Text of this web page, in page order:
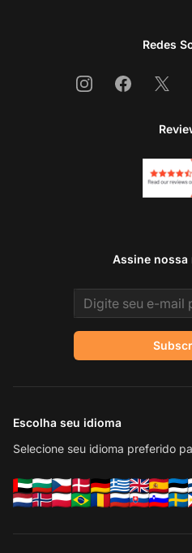
Redes
InstagramFacebook
X
Assine
Email address
Escolha seu idioma
Selecione seu idioma preferido